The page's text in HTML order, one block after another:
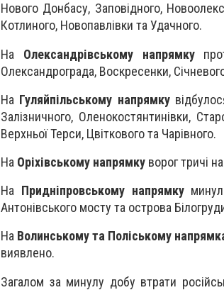
Нового Донбасу, Заповідного,
Котлиного, Новопавлівки та Удачного.
На Олександрівському напрямку
Олександрограда, Воскресенки,
На Гуляйпільському напрямку
Залізничного, Оленокостянтинівки,
Верхньої Терси, Цвіткового та Чарівного.
На Оріхівському напрямку ворог тричі
На Придніпровському напрямку
Антонівського мосту та острова
На Волинському та Поліському
виявлено.
Загалом за минулу добу втрати